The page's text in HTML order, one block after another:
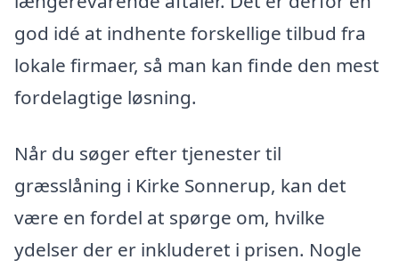
god idé at indhente forskellige tilbud fra
lokale firmaer, så man kan finde den mest
fordelagtige løsning.
Når du søger efter tjenester til
græsslåning i Kirke Sonnerup, kan det
være en fordel at spørge om, hvilke
ydelser der er inkluderet i prisen. Nogle